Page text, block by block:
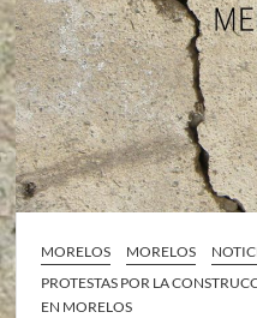
MORELOS MORELOS
PROTESTAS POR LA
EN MORELOS